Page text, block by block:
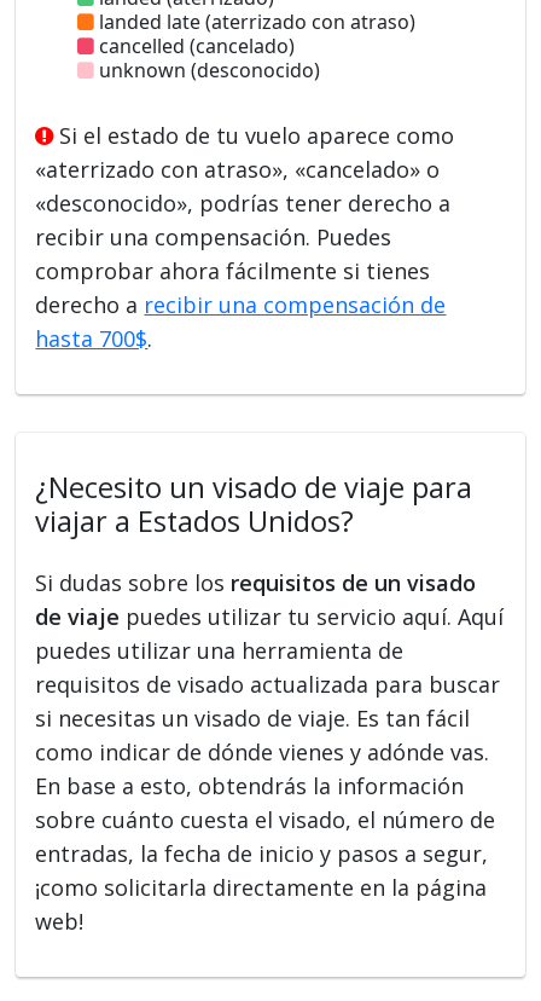
landed late (aterrizado con atraso)
cancelled (cancelado)
unknown (desconocido)
Si el estado de tu vuelo aparece como
«aterrizado con atraso», «cancelado» o
«desconocido», podrías tener derecho a
recibir una compensación. Puedes
comprobar ahora fácilmente si tienes
derecho a recibir una compensación de
hasta 700$.
¿Necesito un visado de viaje para
viajar a Estados Unidos?
Si dudas sobre los requisitos de un visado
de viaje puedes utilizar tu servicio aquí. Aquí
puedes utilizar una herramienta de
requisitos de visado actualizada para buscar
si necesitas un visado de viaje. Es tan fácil
como indicar de dónde vienes y adónde vas.
En base a esto, obtendrás la información
sobre cuánto cuesta el visado, el número de
entradas, la fecha de inicio y pasos a segur,
¡como solicitarla directamente en la página
web!